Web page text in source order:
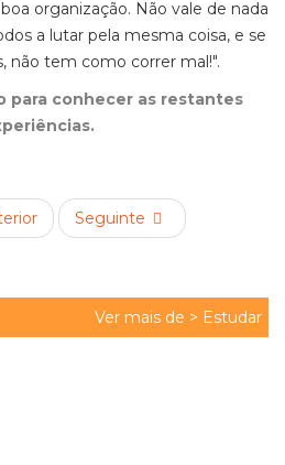
organização. Não vale de nada
a lutar pela mesma coisa, e se
não tem como correr mal!".
para conhecer as restantes
Seguinte
Ver mais de > Estudar